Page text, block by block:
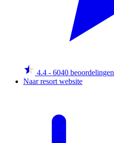
4.4 - 6040 beoordelingen
Naar resort website